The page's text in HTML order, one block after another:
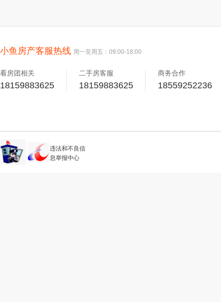
小鱼房产客服热线 周一至周五：09:00-18:00
看房团相关
18159883625
二手房客服
18159883625
商务合作
18559252236
违法和不良信
息举报中心